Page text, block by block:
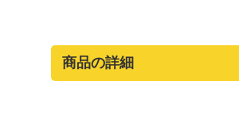
商品の詳細